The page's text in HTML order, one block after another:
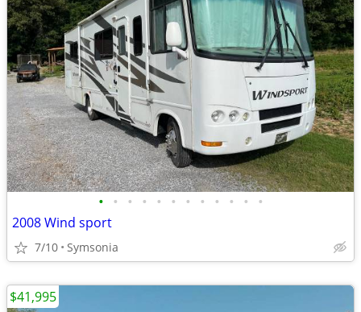
• • • • • • • • • • • •
2008 Wind sport
7/10 Symsonia
$41,995